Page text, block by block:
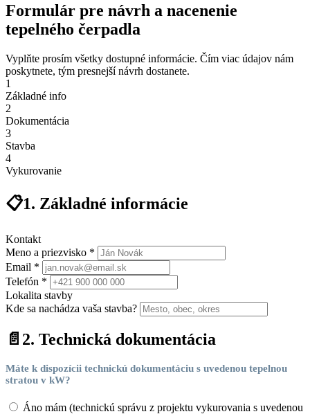
Formulár pre návrh a nacenenie
tepelného čerpadla
Vyplňte prosím všetky dostupné informácie. Čím viac údajov nám
poskytnete, tým presnejší návrh dostanete.
1
Základné info
2
Dokumentácia
3
Stavba
4
Vykurovanie
📋1. Základné informácie
Kontakt
Meno a priezvisko *
Email *
Telefón *
Lokalita stavby
Kde sa nachádza vaša stavba?
📄 2. Technická dokumentácia
Máte k dispozícii technickú dokumentáciu s uvedenou tepelnou
stratou v kW?
Áno mám (technickú správu z projektu vykurovania s uvedenou